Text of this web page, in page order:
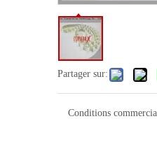
Partager sur:
Conditions